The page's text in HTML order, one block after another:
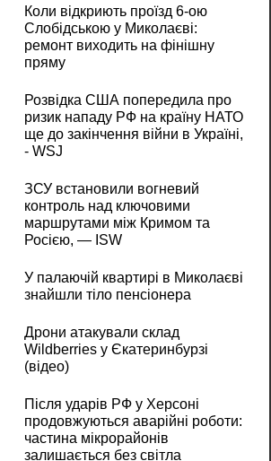
Коли відкриють проїзд 6-ою
Слобідською у Миколаєві:
ремонт виходить на фінішну
пряму
Розвідка США попередила про
ризик нападу РФ на країну НАТО
ще до закінчення війни в Україні,
- WSJ
ЗСУ встановили вогневий
контроль над ключовими
маршрутами між Кримом та
Росією, — ISW
У палаючій квартирі в Миколаєві
знайшли тіло пенсіонера
Дрони атакували склад
Wildberries у Єкатеринбурзі
(відео)
Після ударів РФ у Херсоні
продовжуються аварійні роботи:
частина мікрорайонів
залишається без світла